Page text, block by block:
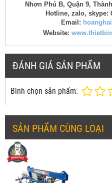
Nhơn Phú B, Quận 9,
Hotline, zalo, skype:
Email:
Website:
ĐÁNH GIÁ SẢN PHẨM
Bình chọn sản phẩm:
SẢN PHẨM CÙNG LOẠI